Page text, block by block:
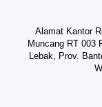
Alamat Kantor
Muncang RT 003
Lebak, Prov.